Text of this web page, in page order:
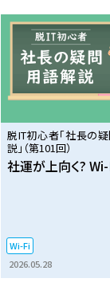
脱IT初心者「社長の
説」（第101回）
社運が上向く?
Wi-Fi
2026.05.28